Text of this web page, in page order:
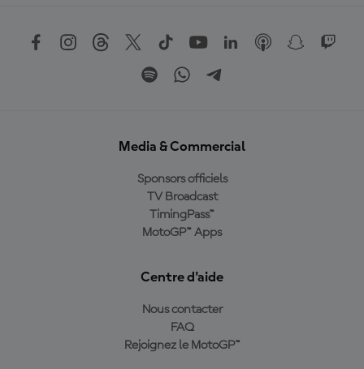
Media & Commercial
Sponsors officiels
TV Broadcast
TimingPass™
MotoGP™ Apps
Centre d'aide
Nous contacter
FAQ
Rejoignez le MotoGP™